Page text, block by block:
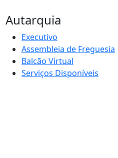
Autarquia
Executivo
Assembleia de Freguesia
Balcão Virtual
Serviços Disponíveis